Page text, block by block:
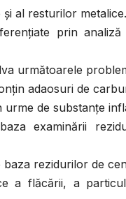
al resturilor metalice.
prin
următoarele
adaosuri de
de substanţe
examinării
rezidurilor de
a flăcării, a